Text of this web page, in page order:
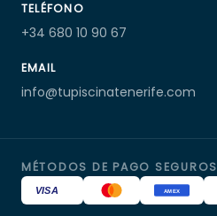
TELÉFONO
+34 680 10 90 67
EMAIL
info@tupiscinatenerife.com
MÉTODOS DE PAGO SEGUROS
VISA AMEX